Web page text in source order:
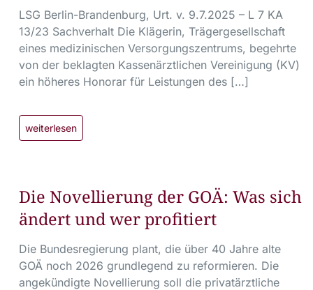
LSG Berlin-Brandenburg, Urt. v. 9.7.2025 – L 7 KA
13/23 Sachverhalt Die Klägerin, Trägergesellschaft
eines medizinischen Versorgungszentrums, begehrte
von der beklagten Kassenärztlichen Vereinigung (KV)
ein höheres Honorar für Leistungen des […]
weiterlesen
Die Novellierung der GOÄ: Was sich
ändert und wer profitiert
Die Bundesregierung plant, die über 40 Jahre alte
GOÄ noch 2026 grundlegend zu reformieren. Die
angekündigte Novellierung soll die privatärztliche